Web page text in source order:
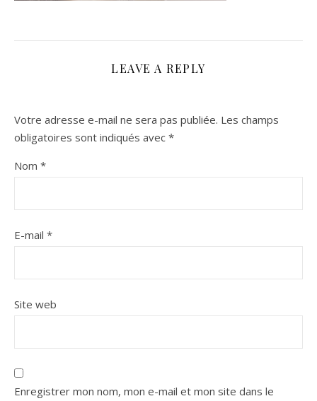
LEAVE A REPLY
Votre adresse e-mail ne sera pas publiée. Les champs
obligatoires sont indiqués avec *
Nom *
E-mail *
Site web
Enregistrer mon nom, mon e-mail et mon site dans le